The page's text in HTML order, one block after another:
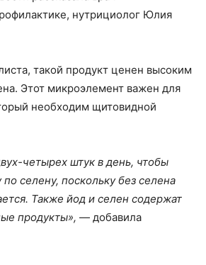
нутрициолог Юлия
такой продукт ценен высоким
Этот микроэлемент важен для
необходим щитовидной
четырех штук в день, чтобы
селену, поскольку без селена
Также йод и селен содержат
продукты», — добавила